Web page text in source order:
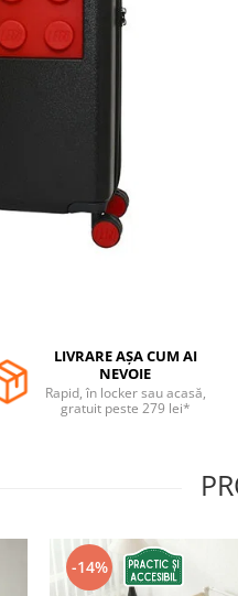
LIVRARE AȘA CUM AI
NEVOIE
Rapid, în locker sau acasă,
gratuit peste 279 lei*
-14%